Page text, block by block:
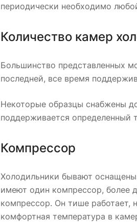
периодически необходимо
Количество камер
Большинство представленных
последней, все время
Некоторые образцы снабжены
поддерживается
Компрессор
Холодильники бывают
имеют один компрессор, более
компрессор. Он тише работает,
комфортная температура в